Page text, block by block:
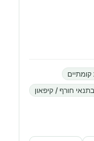
חורף / קיפאון